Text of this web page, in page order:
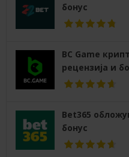
бонус
BC Game
рецензија и
Bet365
бонус